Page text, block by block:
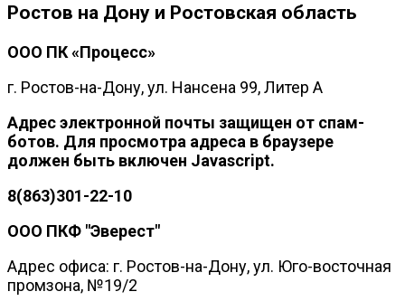
Ростов на Дону и Ростовская область
ООО ПК «Процесс»
г. Ростов-на-Дону, ул. Нансена 99, Литер А
Адрес электронной почты защищен от спам-
ботов. Для просмотра адреса в браузере
должен быть включен Javascript.
8(863)301-22-10
ООО ПКФ "Эверест"
Адрес офиса: г. Ростов-на-Дону, ул. Юго-восточная
промзона, №19/2